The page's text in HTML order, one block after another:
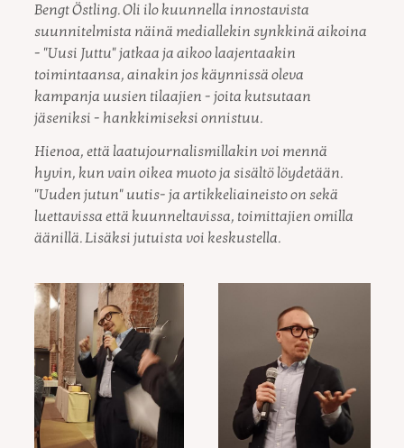
Bengt Östling. Oli ilo kuunnella innostavista
suunnitelmista näinä mediallekin synkkinä aikoina
- "Uusi Juttu" jatkaa ja aikoo laajentaakin
toimintaansa, ainakin jos käynnissä oleva
kampanja uusien tilaajien - joita kutsutaan
jäseniksi - hankkimiseksi onnistuu.
Hienoa, että laatujournalismillakin voi mennä
hyvin, kun vain oikea muoto ja sisältö löydetään.
"Uuden jutun" uutis- ja artikkeliaineisto on sekä
luettavissa että kuunneltavissa, toimittajien omilla
äänillä. Lisäksi jutuista voi keskustella.